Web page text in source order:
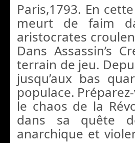
Paris,1793. En
meurt de faim
aristocrates
Dans Assassin’s
terrain de jeu.
jusqu’aux bas
populace.
le chaos de la
dans sa quête
anarchique et